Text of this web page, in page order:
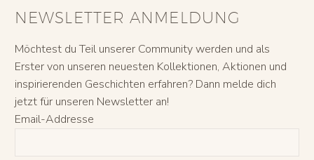
NEWSLETTER ANMELDUNG
Möchtest du Teil unserer Community werden und als
Erster von unseren neuesten Kollektionen, Aktionen und
inspirierenden Geschichten erfahren? Dann melde dich
jetzt für unseren Newsletter an!
Email-Addresse